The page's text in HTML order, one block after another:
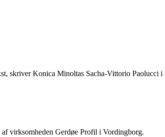
skriver Konica Minoltas Sacha-Vittorio Paolucci
virksomheden Gerdøe Profil i Vordingborg.